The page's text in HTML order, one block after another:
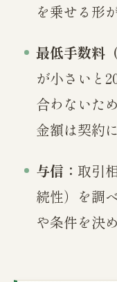
を乗せる形
最低手数料
が小さいと
合わないた
金額は契約
与信： 取引
続性）を調
や条件を決